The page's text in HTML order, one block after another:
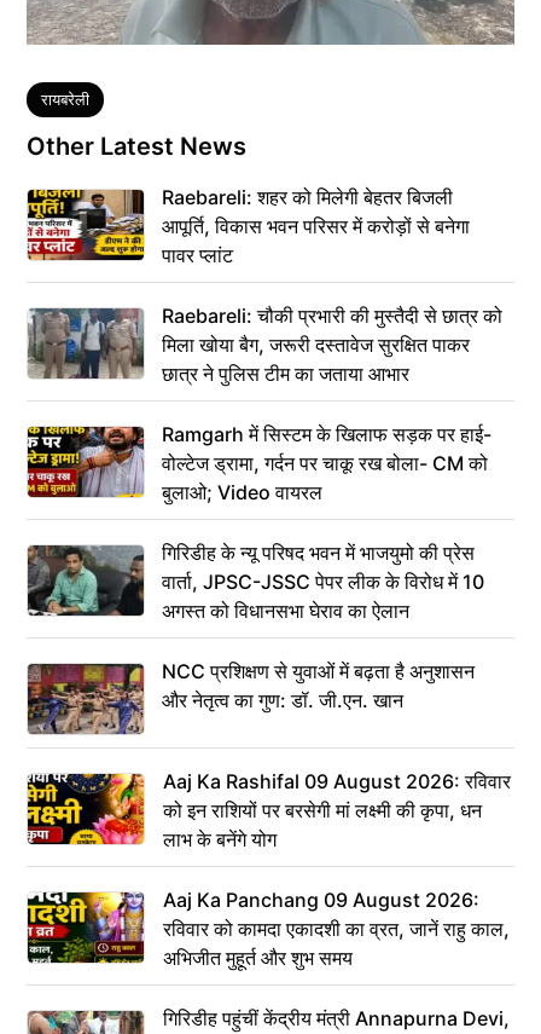
Tags
रायबरेली
Other Latest News
Raebareli: शहर को मिलेगी बेहतर बिजली
आपूर्ति, विकास भवन परिसर में करोड़ों से बनेगा
पावर प्लांट
Raebareli: चौकी प्रभारी की मुस्तैदी से छात्र को
मिला खोया बैग, जरूरी दस्तावेज सुरक्षित पाकर
छात्र ने पुलिस टीम का जताया आभार
Ramgarh में सिस्टम के खिलाफ सड़क पर हाई-
वोल्टेज ड्रामा, गर्दन पर चाकू रख बोला- CM को
बुलाओ; Video वायरल
गिरिडीह के न्यू परिषद भवन में भाजयुमो की प्रेस
वार्ता, JPSC-JSSC पेपर लीक के विरोध में 10
अगस्त को विधानसभा घेराव का ऐलान
NCC प्रशिक्षण से युवाओं में बढ़ता है अनुशासन
और नेतृत्व का गुण: डॉ. जी.एन. खान
Aaj Ka Rashifal 09 August 2026: रविवार
को इन राशियों पर बरसेगी मां लक्ष्मी की कृपा, धन
लाभ के बनेंगे योग
Aaj Ka Panchang 09 August 2026:
रविवार को कामदा एकादशी का व्रत, जानें राहु काल,
अभिजीत मुहूर्त और शुभ समय
गिरिडीह पहुंचीं केंद्रीय मंत्री Annapurna Devi,